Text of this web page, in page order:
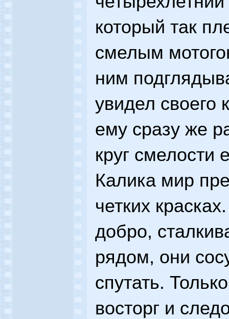
который так
смелым
ним
увидел
ему сразу же
круг
Калика мир
четких
добро,
рядом, они
спутать.
восторг и